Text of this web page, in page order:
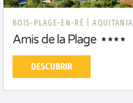
BOIS-PLAGE-EN-RÉ | AQUITANIA
Amis de la Plage
DESCUBRIR